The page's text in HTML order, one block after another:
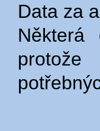
Data za
Některá
protože